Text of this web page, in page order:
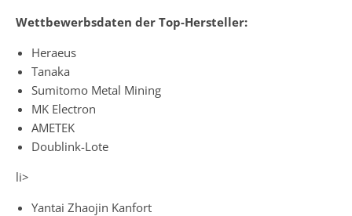
Wettbewerbsdaten der Top-Hersteller:
Heraeus
Tanaka
Sumitomo Metal Mining
MK Electron
AMETEK
Doublink-Lote
li>
Yantai Zhaojin Kanfort